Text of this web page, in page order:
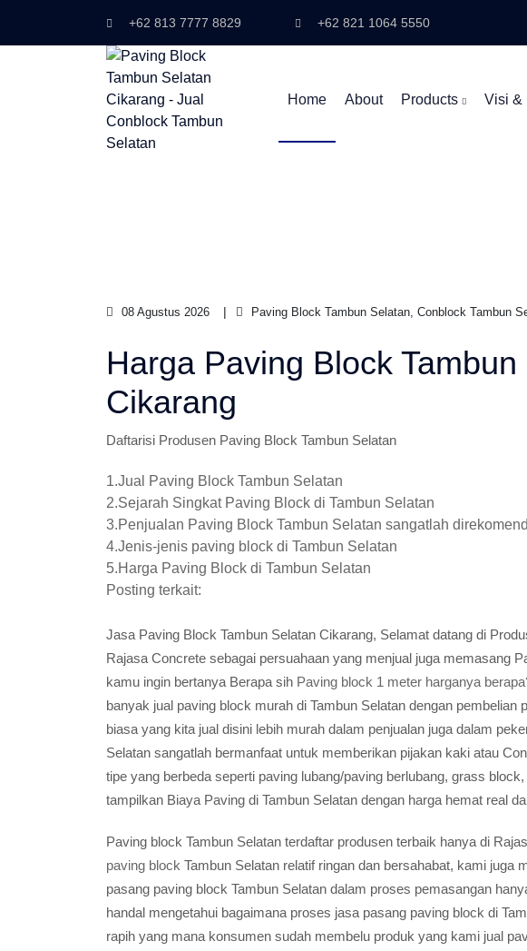
+62 813 7777 8829 +62 821 1064 5550
Home About Products Visi &
08 Agustus 2026 Paving Block Tambun Selatan, Conblock Tambun
Harga Paving Block Tambun
Cikarang
Daftarisi Produsen Paving Block Tambun Selatan
1.Jual Paving Block Tambun Selatan
2.Sejarah Singkat Paving Block di Tambun Selatan
3.Penjualan Paving Block Tambun Selatan sangatlah
4.Jenis-jenis paving block di Tambun Selatan
5.Harga Paving Block di Tambun Selatan
Posting terkait:
Jasa Paving Block Tambun Selatan Cikarang, Selamat datang di
Rajasa Concrete sebagai persuahaan yang menjual juga memasang
kamu ingin bertanya Berapa sih Paving block 1 meter harganya
banyak jual paving block murah di Tambun Selatan dengan pembelian
biasa yang kita jual disini lebih murah dalam penjualan juga dalam
Selatan sangatlah bermanfaat untuk memberikan pijakan kaki atau
tipe yang berbeda seperti paving lubang/paving berlubang, grass
tampilkan Biaya Paving di Tambun Selatan dengan harga hemat real
Paving block Tambun Selatan terdaftar produsen terbaik hanya di
paving block Tambun Selatan relatif ringan dan bersahabat, kami juga
pasang paving block Tambun Selatan dalam proses pemasangan
handal mengetahui bagaimana proses jasa pasang paving block di
rapih yang mana konsumen sudah membelu produk yang kami jual